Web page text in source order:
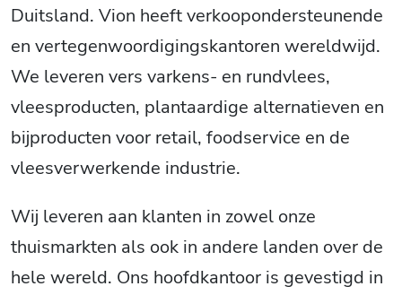
Duitsland. Vion heeft verkoopondersteunende
en vertegenwoordigingskantoren wereldwijd.
We leveren vers varkens- en rundvlees,
vleesproducten, plantaardige alternatieven en
bijproducten voor retail, foodservice en de
vleesverwerkende industrie.
Wij leveren aan klanten in zowel onze
thuismarkten als ook in andere landen over de
hele wereld. Ons hoofdkantoor is gevestigd in